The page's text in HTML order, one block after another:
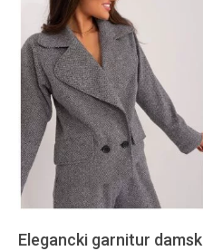
Elegancki garnitur